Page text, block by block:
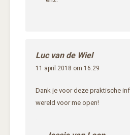
Luc van de Wiel
11 april 2018 om 16:29
Dank je voor deze praktische
wereld voor me open!